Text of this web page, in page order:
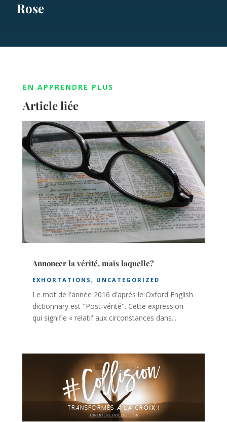
Rose
EN APPRENDRE PLUS
Article liée
Annoncer la vérité, mais laquelle?
EXHORTATIONS , UNCATEGORIZED
Le mot de l'année 2016 d'après le Oxford English
dictionnary est "Post-vérité". Cette expression
qui signifie « relatif aux circonstances dans...